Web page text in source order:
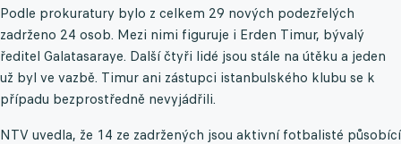
Podle prokuratury bylo z celkem 29 nových podezřelých
zadrženo 24 osob. Mezi nimi figuruje i Erden Timur, bývalý
ředitel Galatasaraye. Další čtyři lidé jsou stále na útěku a jeden
už byl ve vazbě. Timur ani zástupci istanbulského klubu se k
případu bezprostředně nevyjádřili.
NTV uvedla, že 14 ze zadržených jsou aktivní fotbalisté působící